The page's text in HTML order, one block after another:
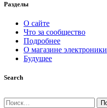
Разделы
О сайте
Что за сообщество
Подробнее
О магазине электроники
Будущее
Search
Найти: